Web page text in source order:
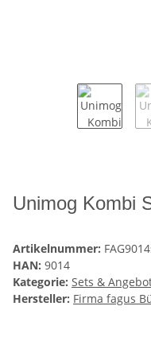
Unimog Kombi
Artikelnummer:
HAN: 9014
Kategorie: Sets &
Hersteller: Firma fagus